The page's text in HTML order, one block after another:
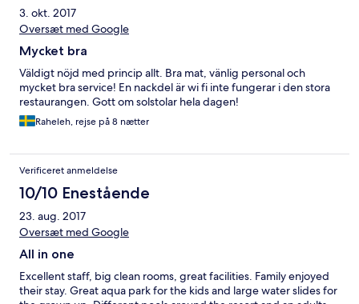
3. okt. 2017
Oversæt med Google
Mycket bra
Väldigt nöjd med princip allt. Bra mat, vänlig personal och
mycket bra service! En nackdel är wi fi inte fungerar i den stora
restaurangen. Gott om solstolar hela dagen!
Raheleh, rejse på 8 nætter
Verificeret anmeldelse
10/10 Enestående
23. aug. 2017
Oversæt med Google
All in one
Excellent staff, big clean rooms, great facilities. Family enjoyed
their stay. Great aqua park for the kids and large water slides for